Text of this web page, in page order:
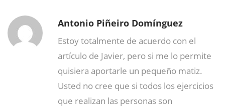
Antonio Piñeiro Domínguez
Estoy totalmente de acuerdo con el
artículo de Javier, pero si me lo permite
quisiera aportarle un pequeño matiz.
Usted no cree que si todos los ejercicios
que realizan las personas son